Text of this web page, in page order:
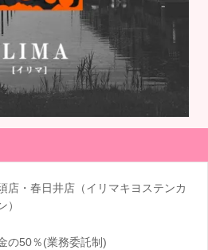
店・春日井店（イリマキヨステンカ
）
の50％(業務委託制)